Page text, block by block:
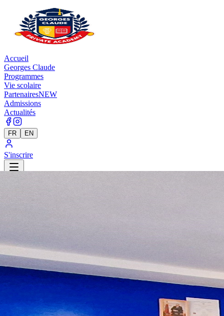
Accueil
Georges Claude
Programmes
Vie scolaire
PartenairesNEW
Admissions
Actualités
FR EN
S'inscrire